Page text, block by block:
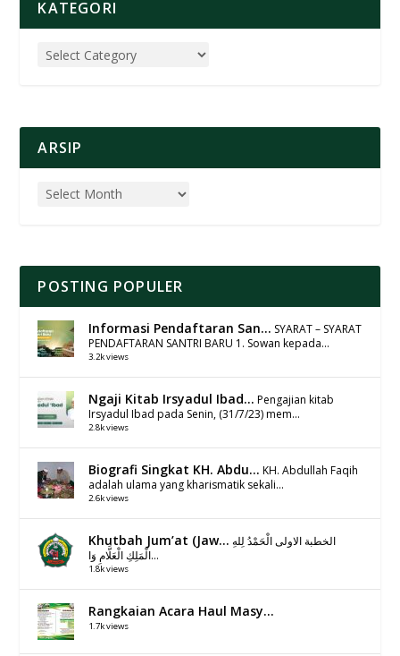
KATEGORI
ARSIP
POSTING POPULER
Informasi Pendaftaran San... SYARAT – SYARAT
PENDAFTARAN SANTRI BARU 1. Sowan kepada...
3.2k views
Ngaji Kitab Irsyadul Ibad... Pengajian kitab
Irsyadul Ibad pada Senin, (31/7/23) mem...
2.8k views
Biografi Singkat KH. Abdu... KH. Abdullah Faqih
adalah ulama yang kharismatik sekali...
2.6k views
Khutbah Jum’at (Jaw... الخطبة الاولى الْحَمْدُ لِلهِ
الْمَلِكِ الْعَلَّامِ وَا...
1.8k views
Rangkaian Acara Haul Masy...
1.7k views